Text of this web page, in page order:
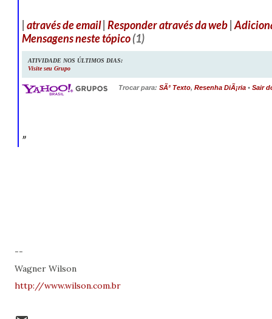
através de email| Responderatravés da web
Mensagens neste tópico(1)
ATIVIDADE NOS ÚLTIMOS DIAS:
Visite seu Grupo
Trocar para: SÃ³ Texto, Resenha DiÃ¡ria • Sair
--
Wagner Wilson
http://www.wilson.com.br